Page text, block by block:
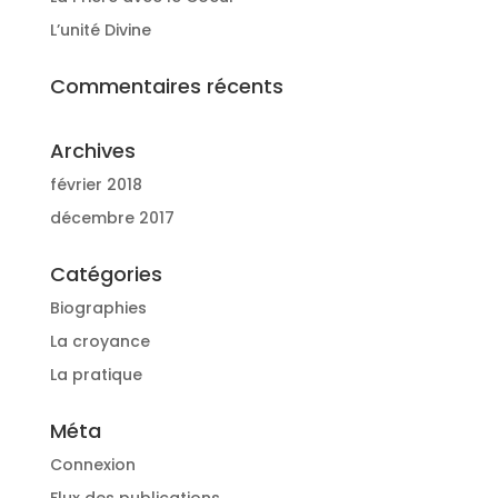
L’unité Divine
Commentaires récents
Archives
février 2018
décembre 2017
Catégories
Biographies
La croyance
La pratique
Méta
Connexion